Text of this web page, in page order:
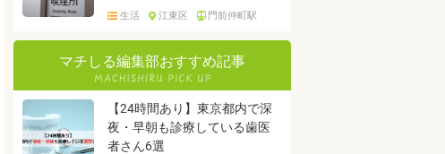
生活 江東区 門前仲町駅
マチしる編集部おすすめ記事
【24時間あり】東京都内で深
夜・早朝も診療している歯医
者さん6選